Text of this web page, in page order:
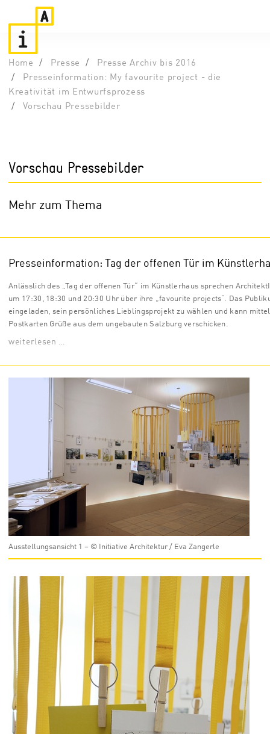
Home Presse
Presse Archiv bis 2016
Presseinformation: My favourite project - die
Kreativität im Entwurfsprozess
Vorschau Pressebilder
Vorschau Pressebilder
Mehr zum Thema
Presseinformation: Tag der offenen Tür im
Anlässlich des „Tag der offenen Tür“ im Künstlerhaus sprechen
um 17:30, 18:30 und 20:30 Uhr über ihre „favourite projects“. Das
eingeladen, sein persönliches Lieblingsprojekt zu wählen und kann mittel
Postkarten Grüße aus dem ungebauten Salzburg verschicken.
weiterlesen …
Ausstellungsansicht 1 – © Initiative Architektur / Eva Zangerle